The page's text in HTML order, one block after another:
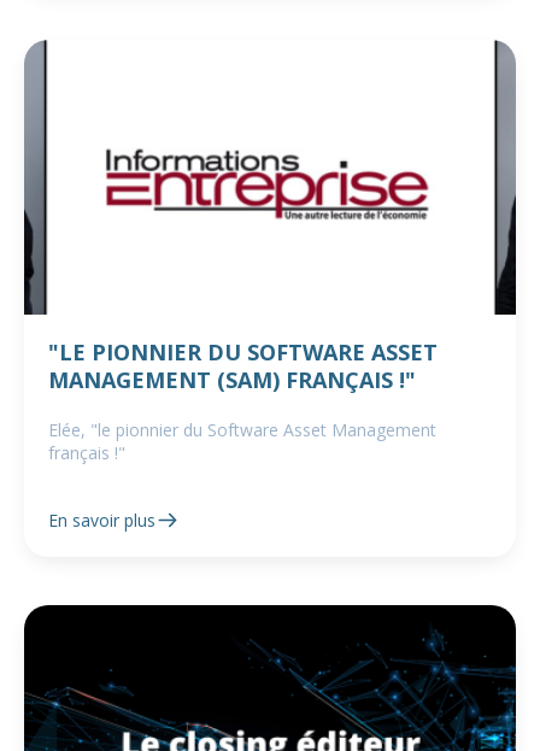
"LE PIONNIER DU SOFTWARE ASSET
MANAGEMENT (SAM) FRANÇAIS !"
Elée, "le pionnier du Software Asset Management
français !"
En savoir plus